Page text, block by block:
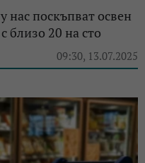
нас поскъпват освен
близо 20 на сто
09:30, 13.07.2025